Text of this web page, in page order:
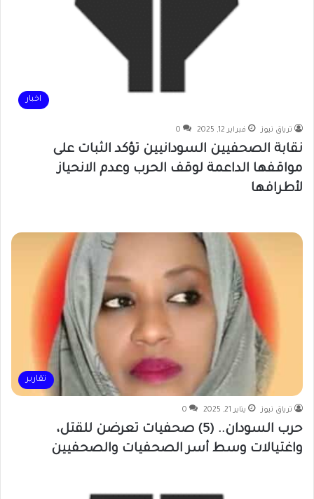
اخبار
ترياق نيوز فبراير 12, 2025 0
نقابة الصحفيين السودانيين تؤكد الثبات على
مواقفها الداعمة لوقف الحرب وعدم الانحياز
لأطرافها
تقارير
ترياق نيوز يناير 21, 2025 0
حرب السودان.. (5) صحفيات تعرضن للقتل،
واغتيالات وسط أسر الصحفيات والصحفيين